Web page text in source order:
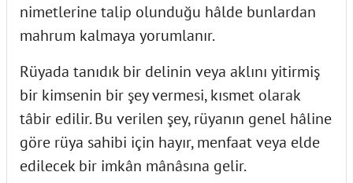
nimetlerine talip olunduğu hâlde bunlardan
mahrum kalmaya yorumlanır.
Rüyada tanıdık bir delinin veya aklını yitirmiş
bir kimsenin bir şey vermesi, kısmet olarak
tâbir edilir. Bu verilen şey, rüyanın genel hâline
göre rüya sahibi için hayır, menfaat veya elde
edilecek bir imkân mânâsına gelir.